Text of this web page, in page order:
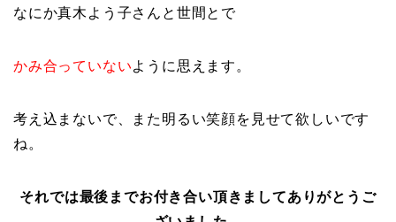
なにか真木よう子さんと世間とで
かみ合っていないように思えます。
考え込まないで、また明るい笑顔を見せて欲しいです
ね。
それでは最後までお付き合い頂きましてありがとうご